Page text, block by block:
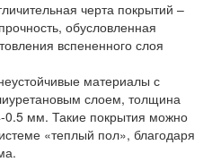
черта покрытий –
обусловленная
вспененного слоя
материалы с
слоем, толщина
0.5 мм. Такие покрытия можно
«теплый пол», благодаря